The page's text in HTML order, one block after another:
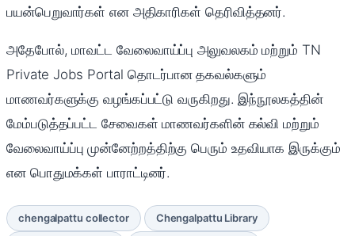
பயன்பெறுவார்கள் என அதிகாரிகள் தெரிவித்தனர்.
அதேபோல், மாவட்ட வேலைவாய்ப்பு அலுவலகம் மற்றும் TN
Private Jobs Portal தொடர்பான தகவல்களும்
மாணவர்களுக்கு வழங்கப்பட்டு வருகிறது. இந்நூலகத்தின்
மேம்படுத்தப்பட்ட சேவைகள் மாணவர்களின் கல்வி மற்றும்
வேலைவாய்ப்பு முன்னேற்றத்திற்கு பெரும் உதவியாக இருக்கும்
என பொதுமக்கள் பாராட்டினர்.
chengalpattu collector Chengalpattu Library